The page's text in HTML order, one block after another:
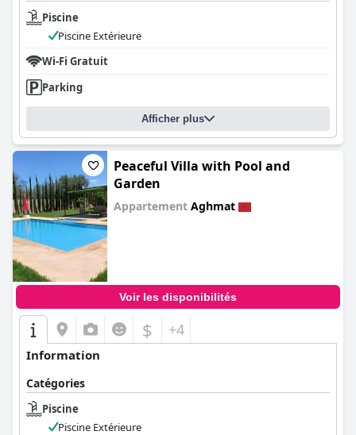
Piscine
Piscine Extérieure
Wi-Fi Gratuit
Parking
Afficher plus
Peaceful Villa with Pool and
Garden
Appartement Aghmat
Voir les disponibilités
$ +4
Information
Catégories
Piscine
Piscine Extérieure